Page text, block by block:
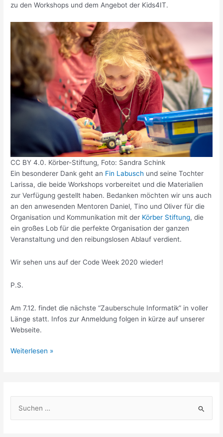
zu den Workshops und dem Angebot der Kids4IT.
CC BY 4.0. Körber-Stiftung, Foto: Sandra Schink
Ein besonderer Dank geht an Fin Labusch und seine Tochter
Larissa, die beide Workshops vorbereitet und die Materialien
zur Verfügung gestellt haben. Bedanken möchten wir uns auch
an den anwesenden Mentoren Daniel, Tino und Oliver für die
Organisation und Kommunikation mit der Körber Stiftung, die
ein großes Lob für die perfekte Organisation der ganzen
Veranstaltung und den reibungslosen Ablauf verdient.
Wir sehen uns auf der Code Week 2020 wieder!
P.S.
Am 7.12. findet die nächste “Zauberschule Informatik” in voller
Länge statt. Infos zur Anmeldung folgen in kürze auf unserer
Webseite.
Kids4IT
Week
2019
Weiterlesen »